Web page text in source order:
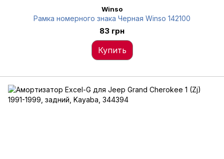
Winso
Рамка номерного знака Черная Winso 142100
83 грн
Купить